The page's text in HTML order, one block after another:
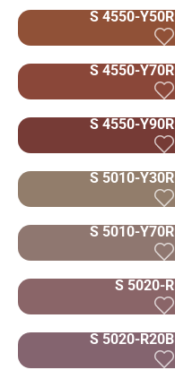
S 4550-Y50R
S 4550-Y70R
S 4550-Y90R
S 5010-Y30R
S 5010-Y70R
S 5020-R
S 5020-R20B